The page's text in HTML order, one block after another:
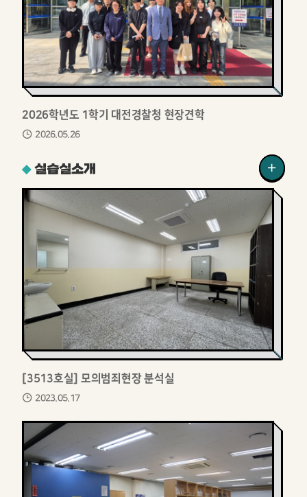
2026학년도 1학기 대전경찰청 현장견학
2026.05.26
실습실소개
[3513호실] 모의범죄현장 분석실
2023.05.17